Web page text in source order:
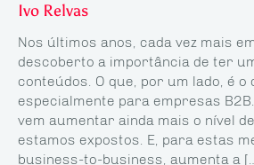
Ivo Relvas
Nos últimos anos, cada vez mais
descoberto a importância de ter
conteúdos. O que, por um lado, é o
especialmente para empresas
vem aumentar ainda mais o nível
estamos expostos. E, para estas
business-to-business, aumenta a